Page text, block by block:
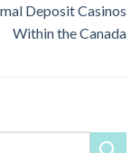
Deposit Casinos
Within the Canada